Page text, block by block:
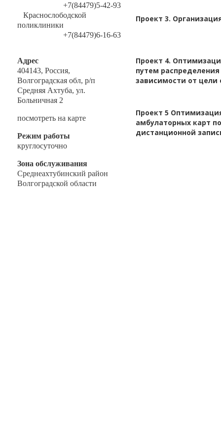
+7(84479)5-42-93
Краснослободской
поликлиники
+7(84479)6-16-63
Адрес
404143, Россия,
Волгоградская обл, р/п
Средняя Ахтуба, ул.
Больничная 2
посмотреть на карте
Режим работы
круглосуточно
Зона обслуживания
Среднеахтубинский район
Волгоградской области
Проект 3.
Проект 4.
путем
зависимости от
Проект 5
амбулаторных карт
дистанционной